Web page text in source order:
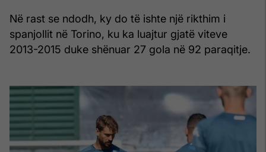
Në rast se ndodh, ky do të ishte një rikthim i
spanjollit në Torino, ku ka luajtur gjatë viteve
2013-2015 duke shënuar 27 gola në 92 paraqitje.